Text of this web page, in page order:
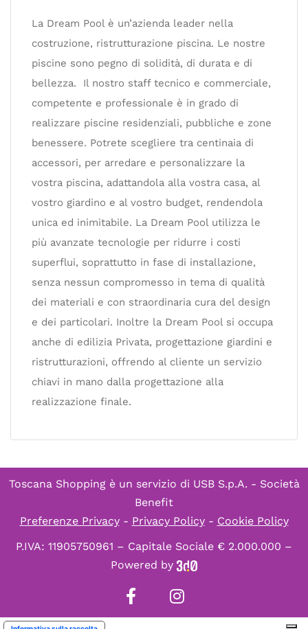
La Dream Pool è un’azienda leader nella
costruzione, ristrutturazione piscina. Le nostre
piscine sono pegno di solidità, di durata e di
bellezza. Il nostro staff tecnico e commerciale,
competente e professionale è in grado di
realizzare piscine residenziali, pubbliche e zone
benessere. Potrete scegliere tra centinaia di
accessori, per arredare e personalizzare la
vostra piscina, adattandola alla vostra casa, al
vostro giardino e al vostro budget, rendendola
unica ed inimitabile. La Dream Pool utilizza le
più avanzate tecnologie per ridurre i costi
superflui, soprattutto in fase di installazione,
senza nessun compromesso in tema di qualità
dei materiali e con straordinaria cura del design
e dei particolari. Inoltre la Dream Pool si occupa
anche di edilizia Privata, progettazione giardini e
ristrutturazioni, offrendo al cliente un servizio
chiavi in mano dalla progettazione alla
realizzazione finale.
Toscana Shopping è un servizio di USB S.p.A. - Società
Benefit
Preferenze Privacy- Privacy Policy- Cookie Policy
P.IVA: 11905750961 – Capitale Sociale € 2.000.000 –
Powered by